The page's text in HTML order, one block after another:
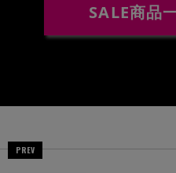
SALE商品
PREV